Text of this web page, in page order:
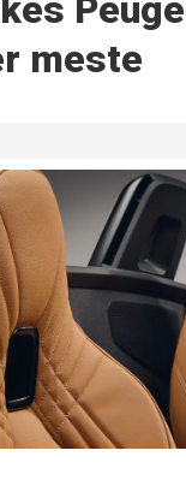
meste